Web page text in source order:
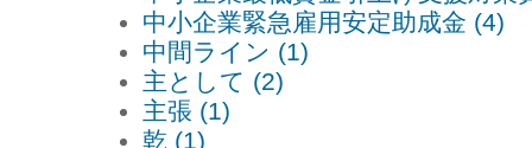
中小企業緊急雇用安定助成金 (4)
中間ライン (1)
主として (2)
主張 (1)
乾 (1)